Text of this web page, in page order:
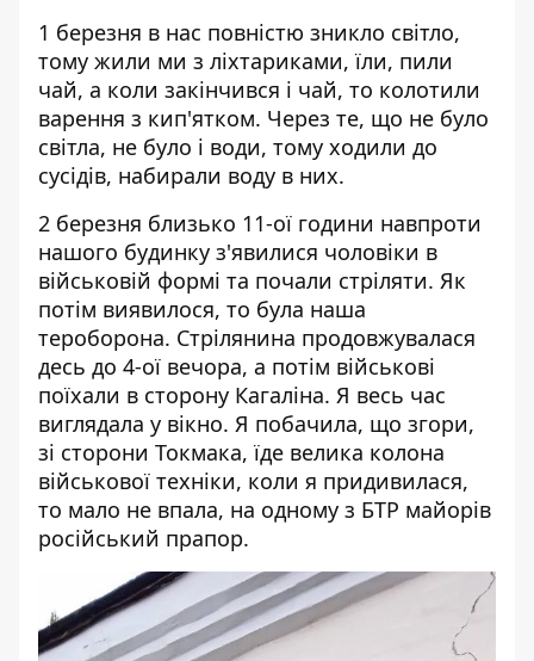
1 березня в нас повністю зникло світло,
тому жили ми з ліхтариками, їли, пили
чай, а коли закінчився і чай, то колотили
варення з кип'ятком. Через те, що не було
світла, не було і води, тому ходили до
сусідів, набирали воду в них.
2 березня близько 11-ої години навпроти
нашого будинку з'явилися чоловіки в
військовій формі та почали стріляти. Як
потім виявилося, то була наша
тероборона. Стрілянина продовжувалася
десь до 4-ої вечора, а потім військові
поїхали в сторону Кагаліна. Я весь час
виглядала у вікно. Я побачила, що згори,
зі сторони Токмака, їде велика колона
військової техніки, коли я придивилася,
то мало не впала, на одному з БТР майорів
російський прапор.